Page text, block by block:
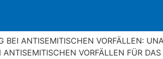
BEI ANTISEMITISCHEN VORFÄLLEN:
ANTISEMITISCHEN VORFÄLLEN FÜR